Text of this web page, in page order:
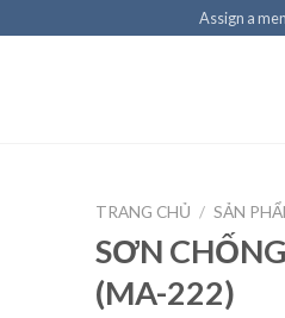
Assign a
TRANG CHỦ / SẢN
SƠN
(MA-222)